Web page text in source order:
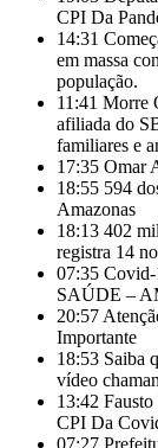
CPI Da
14:31
em massa
população.
11:41 Morre
afiliada do
familiares e
17:35 Omar
18:55 594
Amazonas
18:13 402
registra 14
07:35
SAÚDE –
20:57
Importante
18:53 Saiba
vídeo
13:42
CPI Da
07:27